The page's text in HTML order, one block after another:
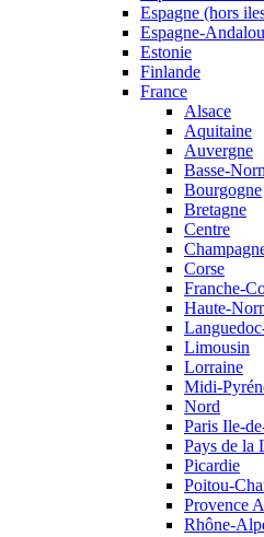
Espagne (hors
Espagne-
Estonie
Finlande
France
Alsace
Aquitaine
Auvergne
Basse-
Bourgogne
Bretagne
Centre
Corse
Franche-
Haute-
Limousin
Lorraine
Midi-
Nord
Paris Ile-
Pays de la
Picardie
Poitou-
Provence
Rhône-